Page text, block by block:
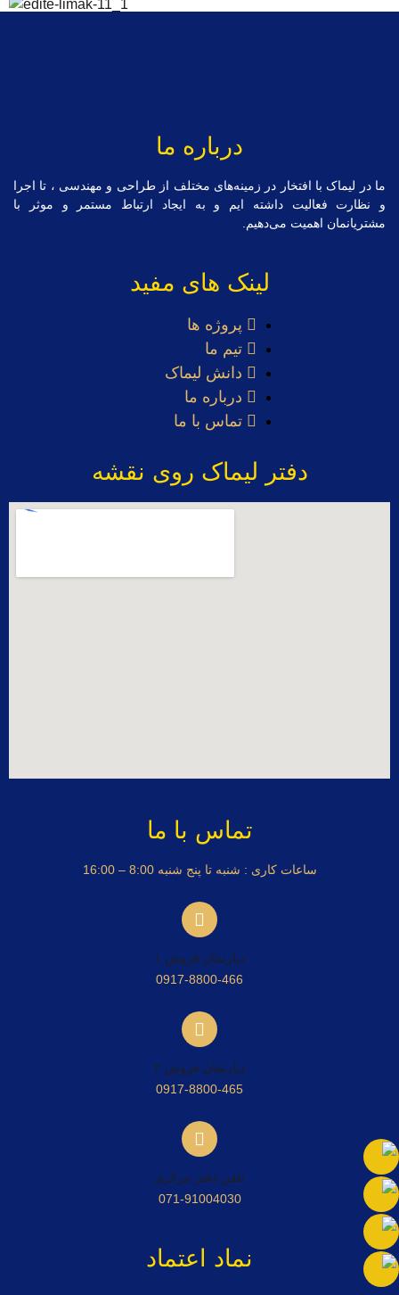
درباره ما
ما در لیماک با افتخار در زمینه‌های مختلف از طراحی و مهندسی ، تا اجرا
و نظارت فعالیت داشته ایم و به ایجاد ارتباط مستمر و موثر با
مشتریانمان اهمیت می‌دهیم.
لینک های مفید
پروژه ها
تیم ما
دانش لیماک
درباره ما
تماس با ما
دفتر لیماک روی نقشه
تماس با ما
ساعات کاری : شنبه تا پنج شنبه 8:00 – 16:00
دپارتمان فروش ۱
0917-8800-466
دپارتمان فروش ۲
0917-8800-465
تلفن دفتر مرکزی
071-91004030
نماد اعتماد